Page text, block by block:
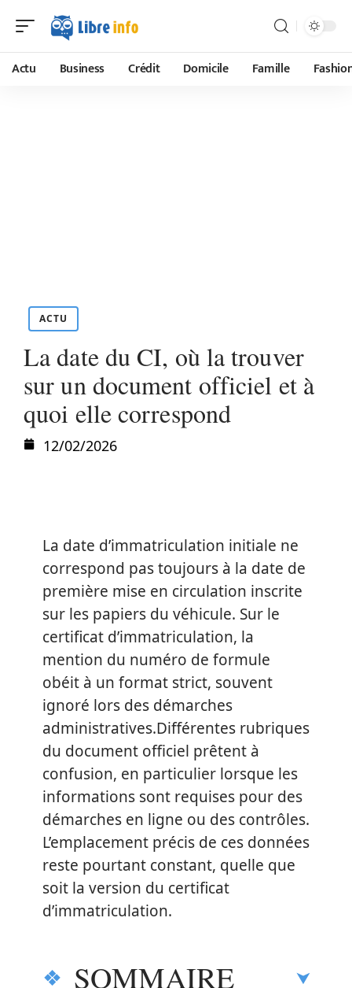
Actu Business Crédit Domicile Famille
ACTU
La date du CI, où la trouver
sur un document officiel et à
quoi elle correspond
12/02/2026
La date d’immatriculation initiale ne
correspond pas toujours à la date de
première mise en circulation inscrite
sur les papiers du véhicule. Sur le
certificat d’immatriculation, la
mention du numéro de formule
obéit à un format strict, souvent
ignoré lors des démarches
administratives.Différentes rubriques
du document officiel prêtent à
confusion, en particulier lorsque les
informations sont requises pour des
démarches en ligne ou des contrôles.
L’emplacement précis de ces données
reste pourtant constant, quelle que
soit la version du certificat
d’immatriculation.
SOMMAIRE